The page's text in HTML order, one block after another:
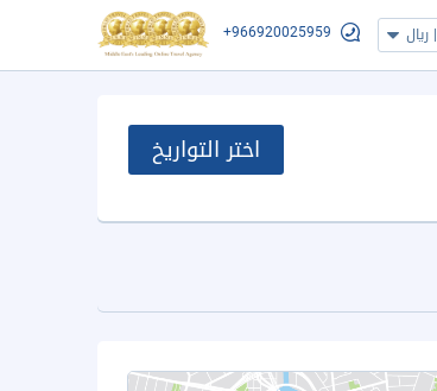
| ريال +966920025959
اختر التواريخ